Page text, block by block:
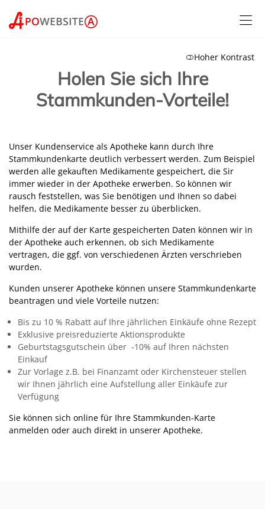
Hoher Kontrast
Holen Sie sich Ihre
Stammkunden-Vorteile!
Unser Kundenservice als Apotheke kann durch Ihre
Stammkundenkarte deutlich verbessert werden. Zum Beispiel
werden alle gekauften Medikamente gespeichert, die Sir
immer wieder in der Apotheke erwerben. So können wir
rausch feststellen, was Sie benötigen und Ihnen so dabei
helfen, die Medikamente besser zu überblicken.
Mithilfe der auf der Karte gespeicherten Daten können wir in
der Apotheke auch erkennen, ob sich Medikamente
vertragen, die ggf. von verschiedenen Ärzten verschrieben
wurden.
Kunden unserer Apotheke können unsere Stammkundenkarte
beantragen und viele Vorteile nutzen:
Bis zu 10 % Rabatt auf Ihre jährlichen Einkäufe ohne Rezept
Exklusive preisreduzierte Aktionsprodukte
Geburtstagsgutschein über -10% auf Ihren nächsten
Einkauf
Zur Vorlage z.B. bei Finanzamt oder Kirchensteuer stellen
wir Ihnen jährlich eine Aufstellung aller Einkäufe zur
Verfügung
Sie können sich online für Ihre Stammkunden-Karte
anmelden oder auch direkt in unserer Apotheke.